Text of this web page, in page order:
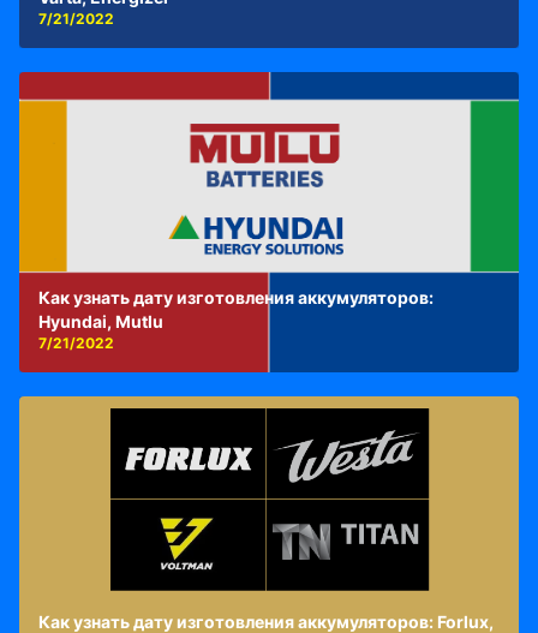
7/21/2022
Как узнать дату изготовления аккумуляторов:
Hyundai, Mutlu
7/21/2022
Как узнать дату изготовления аккумуляторов: Forlux,